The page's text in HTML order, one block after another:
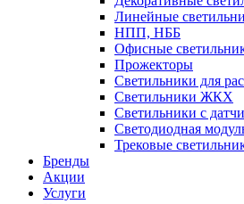
Линейные
НПП, НББ
Офисные
Прожекторы
Светильники для
Светильники ЖКХ
Светильники с
Светодиодная
Трековые
Бренды
Акции
Услуги